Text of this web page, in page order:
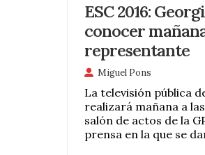
ESC 2016:
conocer
representante
Miguel Pons
La televisión pública
realizará mañana a
salón de actos de la
prensa en la que se